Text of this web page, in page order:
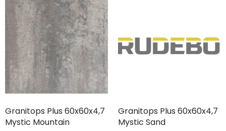
Granitops Plus 60x60x4,7
Mystic Mountain
Granitops Plus 60x60x4,7
Mystic Sand